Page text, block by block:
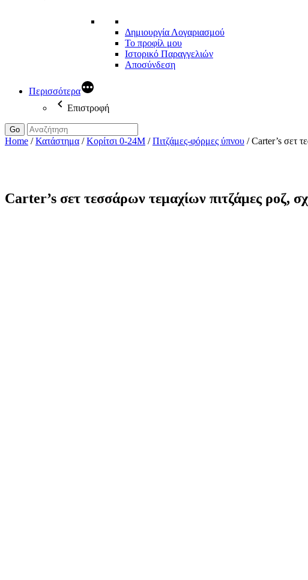
Δημιουργία Λογαριασμού
Το προφίλ μου
Ιστορικό Παραγγελιών
Αποσύνδεση
Περισσότερα
Επιστροφή
Go
Home /Κατάστημα /Κορίτσι 0-24Μ /Πιτζάμες-φόρμες ύπνου /Carter’s σετ
Carter’s σετ τεσσάρων τεμαχίων πιτζάμες ροζ,